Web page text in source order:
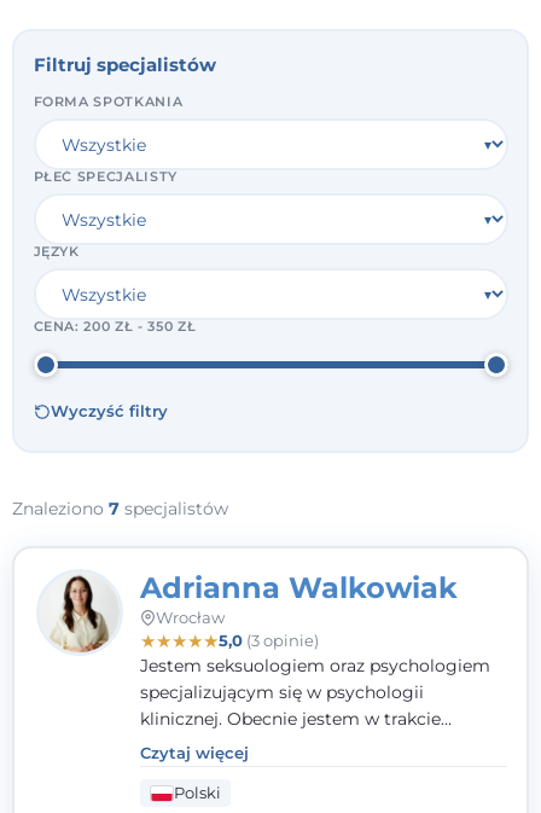
Filtruj specjalistów
FORMA SPOTKANIA
PŁEĆ SPECJALISTY
JĘZYK
CENA:200 ZŁ - 350 ZŁ
Wyczyść filtry
Znaleziono 7 specjalistów
Adrianna Walkowiak
Wrocław
★★★★★5,0(3 opinie)
Jestem seksuologiem oraz psychologiem
specjalizującym się w psychologii
klinicznej. Obecnie jestem w trakcie
szkolenia na psychoterapeutę
systemowego. Posiadam status członka
nadzwyczajnego Wielkopolskiego
Czytaj więcej
Polski